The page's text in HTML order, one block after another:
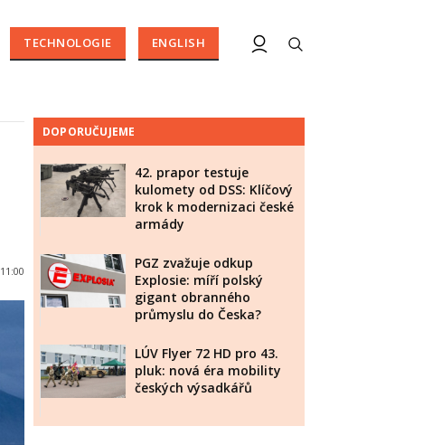
TECHNOLOGIE ENGLISH
11:00
DOPORUČUJEME
42. prapor testuje
kulomety od DSS: Klíčový
krok k modernizaci české
armády
PGZ zvažuje odkup
Explosie: míří polský
gigant obranného
průmyslu do Česka?
LÚV Flyer 72 HD pro 43.
pluk: nová éra mobility
českých výsadkářů